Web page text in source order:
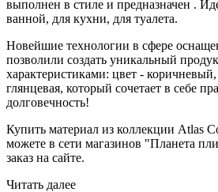
выполнен в стиле и предназначен .
ванной, для кухни, для туалета.
Новейшие технологии в сфере
позволили создать уникальный
характеристиками: цвет -
глянцевая, который сочетает в себе
долговечность!
Купить материал из коллекции Atlas
можете в сети магазинов "Планета
заказ на сайте.
Читать далее